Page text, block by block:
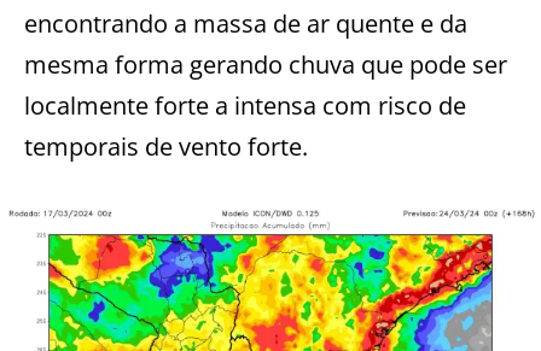
encontrando a massa de ar quente e da
mesma forma gerando chuva que pode ser
localmente forte a intensa com risco de
temporais de vento forte.